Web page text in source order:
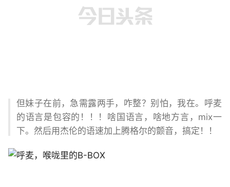
但妹子在前，急需露两手，咋整？别怕，我在。呼麦
的语言是包容的！！！啥国语言，啥地方言，mix一
下。然后用杰伦的语速加上腾格尔的颤音，搞定！！